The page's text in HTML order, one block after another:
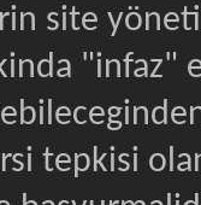
site
"infaz"
tepkisi